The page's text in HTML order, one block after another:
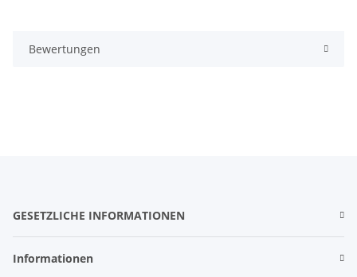
Bewertungen
GESETZLICHE INFORMATIONEN
Informationen